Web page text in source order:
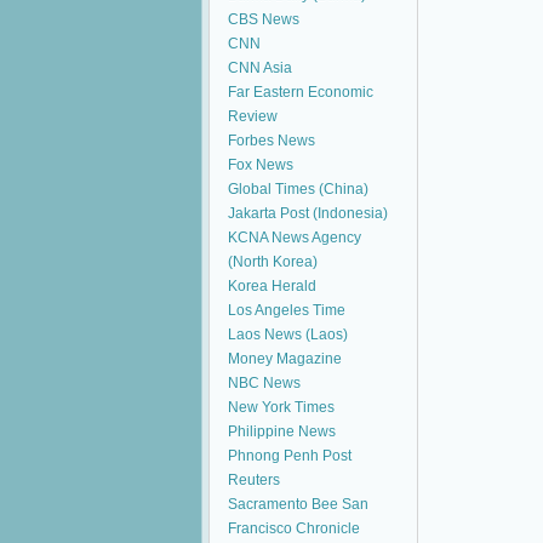
CBS News
CNN
CNN Asia
Far Eastern Economic
Review
Forbes News
Fox News
Global Times (China)
Jakarta Post (Indonesia)
KCNA News Agency
(North Korea)
Korea Herald
Los Angeles Time
Laos News (Laos)
Money Magazine
NBC News
New York Times
Philippine News
Phnong Penh Post
Reuters
Sacramento Bee San
Francisco Chronicle